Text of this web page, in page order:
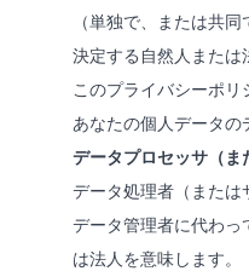
（単独で、または共
決定する自然人または
このプライバシーポリ
あなたの個人データの
データプロセッサ（ま
データ処理者（または
データ管理者に代わっ
は法人を意味します。